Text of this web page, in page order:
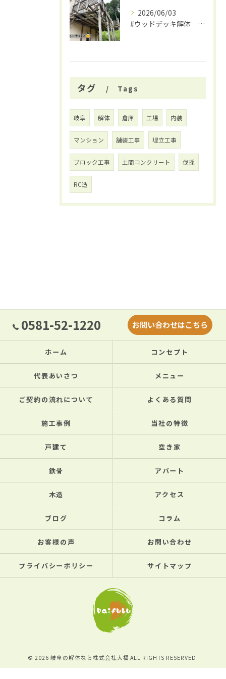
2026/06/03
#ウッドデッキ解体 #関市 #大福
タグ Tags
岐阜 解体 倉庫 工場 内装
マンション 舗装工事 埋立工事
ブロック工事 土間コンクリート 伐採
RC造
0581-52-1220 お問い合わせはこちら
ホーム コンセプト
代表あいさつ メニュー
ご契約の流れについて よくある質問
施工事例 当社の特徴
戸建て 空き家
鉄骨 アパート
木造 アクセス
ブログ コラム
お客様の声 お問い合わせ
プライバシーポリシー サイトマップ
© 2026 岐阜の解体なら株式会社大福 ALL RIGHTS RESERVED.